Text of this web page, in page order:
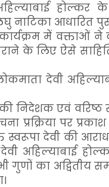
होल्कर
नाटिका आधारित
में वक्ताओं
के लिए ऐसे
देवी
निदेशक एवं वरिष्ठ
प्रक्रिया पर
स्वरूपा देवी की
अहिल्याबाई
का अद्वितीय